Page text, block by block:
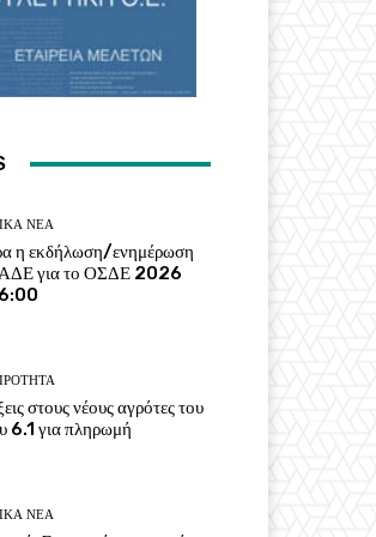
ΝΈΑ
η εκδήλωση/ενημέρωση
για το ΟΣΔΕ 2026
στους νέους αγρότες του
6.1 για πληρωμή
ΝΈΑ